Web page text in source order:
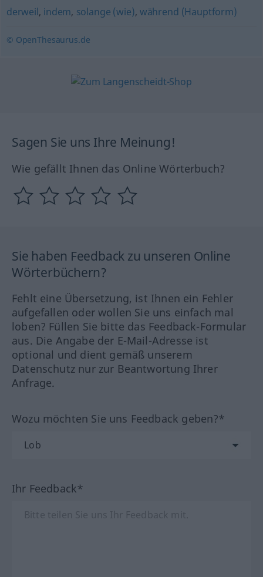
derweil, indem, solange (wie), während (Hauptform)
© OpenThesaurus.de
Sagen Sie uns Ihre Meinung!
Wie gefällt Ihnen das Online Wörterbuch?
Sie haben Feedback zu unseren Online
Wörterbüchern?
Fehlt eine Übersetzung, ist Ihnen ein Fehler
aufgefallen oder wollen Sie uns einfach mal
loben? Füllen Sie bitte das Feedback-Formular
aus. Die Angabe der E-Mail-Adresse ist
optional und dient gemäß unserem
Datenschutz nur zur Beantwortung Ihrer
Anfrage.
Wozu möchten Sie uns Feedback geben?*
Ihr Feedback*